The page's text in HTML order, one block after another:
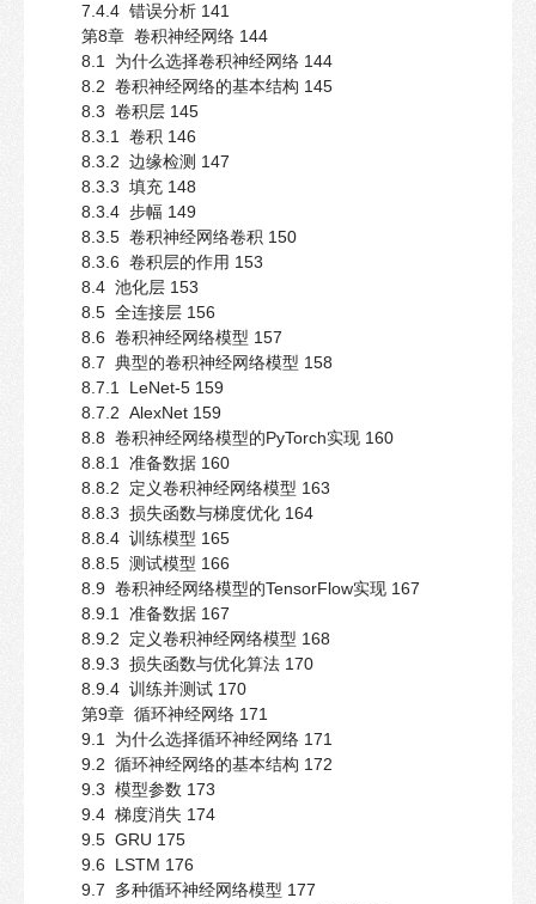
7.4.4 错误分析 141
第8章 卷积神经网络 144
8.1 为什么选择卷积神经网络 144
8.2 卷积神经网络的基本结构 145
8.3 卷积层 145
8.3.1 卷积 146
8.3.2 边缘检测 147
8.3.3 填充 148
8.3.4 步幅 149
8.3.5 卷积神经网络卷积 150
8.3.6 卷积层的作用 153
8.4 池化层 153
8.5 全连接层 156
8.6 卷积神经网络模型 157
8.7 典型的卷积神经网络模型 158
8.7.1 LeNet-5 159
8.7.2 AlexNet 159
8.8 卷积神经网络模型的PyTorch实现 160
8.8.1 准备数据 160
8.8.2 定义卷积神经网络模型 163
8.8.3 损失函数与梯度优化 164
8.8.4 训练模型 165
8.8.5 测试模型 166
8.9 卷积神经网络模型的TensorFlow实现 167
8.9.1 准备数据 167
8.9.2 定义卷积神经网络模型 168
8.9.3 损失函数与优化算法 170
8.9.4 训练并测试 170
第9章 循环神经网络 171
9.1 为什么选择循环神经网络 171
9.2 循环神经网络的基本结构 172
9.3 模型参数 173
9.4 梯度消失 174
9.5 GRU 175
9.6 LSTM 176
9.7 多种循环神经网络模型 177